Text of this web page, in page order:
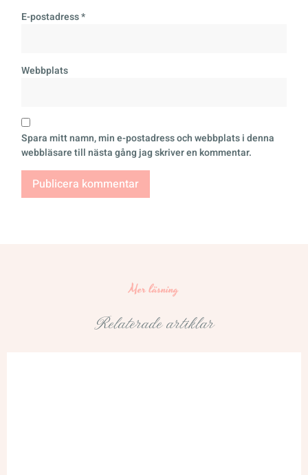
E-postadress*
Webbplats
Spara mitt namn, min e-postadress och webbplats i denna
webbläsare till nästa gång jag skriver en kommentar.
Mer läsning
Relaterade artiklar